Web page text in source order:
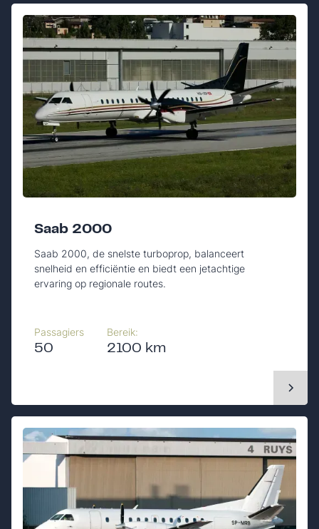
Saab 2000
Saab 2000, de snelste turboprop, balanceert
snelheid en efficiëntie en biedt een jetachtige
ervaring op regionale routes.
Passagiers
50
Bereik:
2100 km